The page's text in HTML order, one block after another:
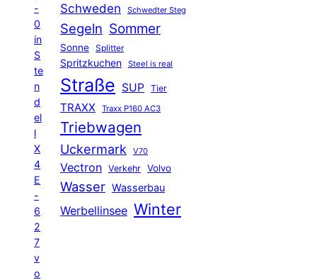
-
0
in
S
te
n
d
el
l
X
4
E
-
6
2
7
v
o
Schweden Schwedter Steg
Segeln Sommer
Sonne Splitter
Spritzkuchen Steel is real
Straße SUP Tier
TRAXX Traxx P160 AC3
Triebwagen
Uckermark V70
Vectron Verkehr Volvo
Wasser Wasserbau
Werbellinsee Winter